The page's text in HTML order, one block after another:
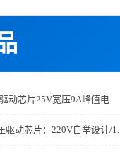
动芯片25V宽压9A峰值电
驱动芯片：220V自举设计/1.